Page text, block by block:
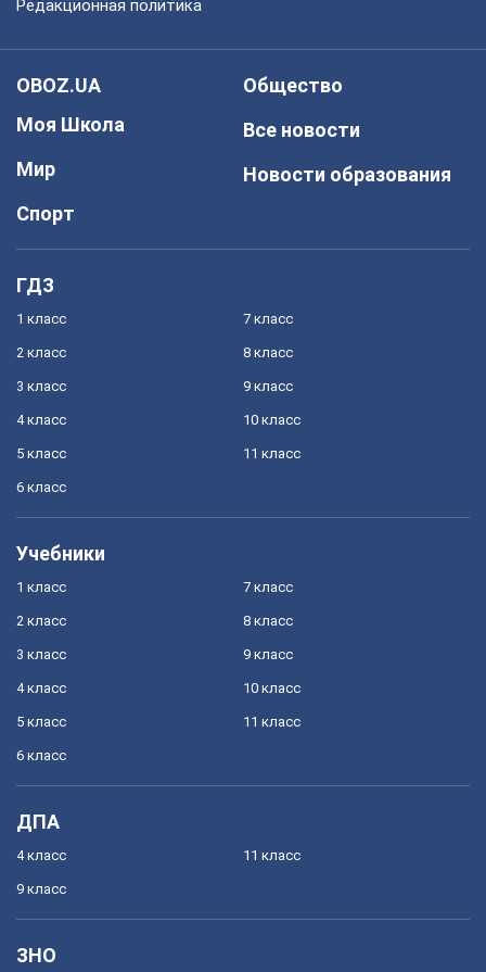
Редакционная политика
OBOZ.UA
Моя Школа
Мир
Спорт
Общество
Все новости
Новости образования
ГДЗ
1 класс
2 класс
3 класс
4 класс
5 класс
6 класс
7 класс
8 класс
9 класс
10 класс
11 класс
Учебники
1 класс
2 класс
3 класс
4 класс
5 класс
6 класс
7 класс
8 класс
9 класс
10 класс
11 класс
ДПА
4 класс
9 класс
11 класс
ЗНО